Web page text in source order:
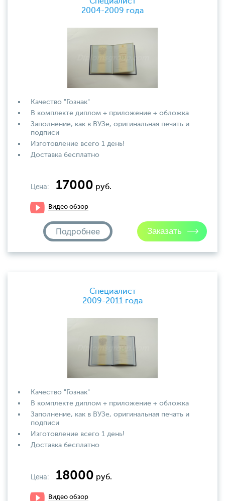
2004-2009 года
Качество "Гознак"
В комплекте диплом + приложение + обложка
Заполнение, как в ВУЗе, оригинальная печать и
подписи
Изготовление всего 1 день!
Доставка бесплатно
Цена: 17000 руб.
Видео обзор
Подробнее
Специалист
2009-2011 года
Качество "Гознак"
В комплекте диплом + приложение + обложка
Заполнение, как в ВУЗе, оригинальная печать и
подписи
Изготовление всего 1 день!
Доставка бесплатно
Цена: 18000 руб.
Видео обзор